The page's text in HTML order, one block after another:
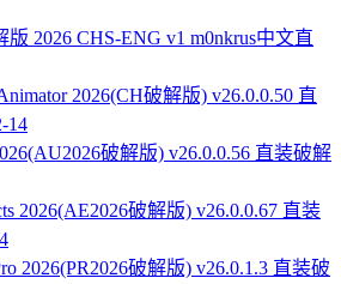
版 2026 CHS-ENG v1 m0nkrus中文直
2026(CH破解版) v26.0.0.50 直
14
破解版) v26.0.0.56 直装破解
2026(AE2026破解版) v26.0.0.67 直装
2026(PR2026破解版) v26.0.1.3 直装破